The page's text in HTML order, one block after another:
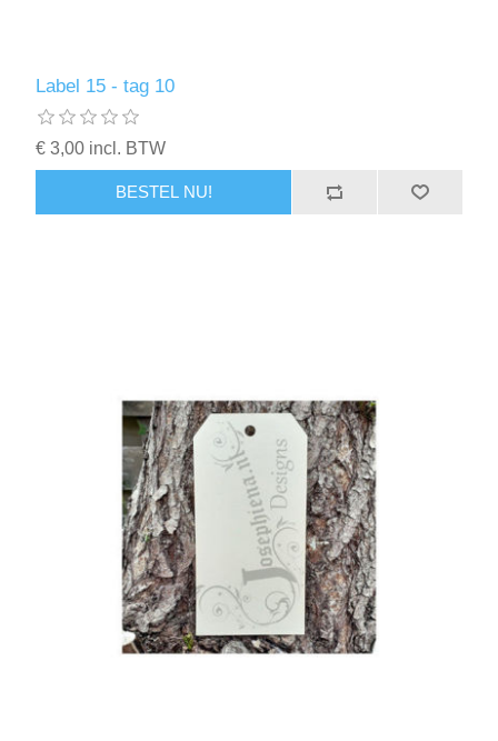
Label 15 - tag 10
€ 3,00 incl. BTW
BESTEL NU!